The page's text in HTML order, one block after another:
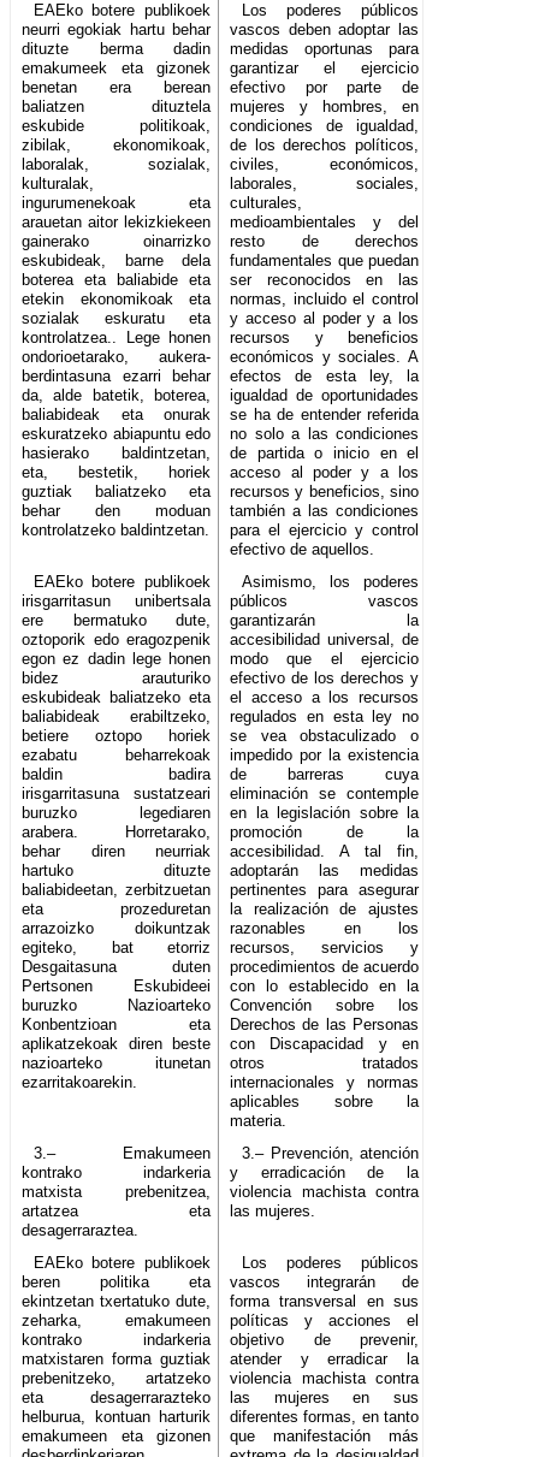
EAEko botere publikoek
neurri egokiak hartu behar
dituzte berma dadin
emakumeek eta gizonek
benetan era berean
baliatzen dituztela
eskubide politikoak,
zibilak, ekonomikoak,
laboralak, sozialak,
kulturalak,
ingurumenekoak eta
arauetan aitor lekizkiekeen
gainerako oinarrizko
eskubideak, barne dela
boterea eta baliabide eta
etekin ekonomikoak eta
sozialak eskuratu eta
kontrolatzea.. Lege honen
ondorioetarako, aukera-
berdintasuna ezarri behar
da, alde batetik, boterea,
baliabideak eta onurak
eskuratzeko abiapuntu edo
hasierako baldintzetan,
eta, bestetik, horiek
guztiak baliatzeko eta
behar den moduan
kontrolatzeko baldintzetan.
Los poderes públicos
vascos deben adoptar las
medidas oportunas para
garantizar el ejercicio
efectivo por parte de
mujeres y hombres, en
condiciones de igualdad,
de los derechos políticos,
civiles, económicos,
laborales, sociales,
culturales,
medioambientales y del
resto de derechos
fundamentales que puedan
ser reconocidos en las
normas, incluido el control
y acceso al poder y a los
recursos y beneficios
económicos y sociales. A
efectos de esta ley, la
igualdad de oportunidades
se ha de entender referida
no solo a las condiciones
de partida o inicio en el
acceso al poder y a los
recursos y beneficios, sino
también a las condiciones
para el ejercicio y control
efectivo de aquellos.
EAEko botere publikoek
irisgarritasun unibertsala
ere bermatuko dute,
oztoporik edo eragozpenik
egon ez dadin lege honen
bidez arauturiko
eskubideak baliatzeko eta
baliabideak erabiltzeko,
betiere oztopo horiek
ezabatu beharrekoak
baldin badira
irisgarritasuna sustatzeari
buruzko legediaren
arabera. Horretarako,
behar diren neurriak
hartuko dituzte
baliabideetan, zerbitzuetan
eta prozeduretan
arrazoizko doikuntzak
egiteko, bat etorriz
Desgaitasuna duten
Pertsonen Eskubideei
buruzko Nazioarteko
Konbentzioan eta
aplikatzekoak diren beste
nazioarteko itunetan
ezarritakoarekin.
Asimismo, los poderes
públicos vascos
garantizarán la
accesibilidad universal, de
modo que el ejercicio
efectivo de los derechos y
el acceso a los recursos
regulados en esta ley no
se vea obstaculizado o
impedido por la existencia
de barreras cuya
eliminación se contemple
en la legislación sobre la
promoción de la
accesibilidad. A tal fin,
adoptarán las medidas
pertinentes para asegurar
la realización de ajustes
razonables en los
recursos, servicios y
procedimientos de acuerdo
con lo establecido en la
Convención sobre los
Derechos de las Personas
con Discapacidad y en
otros tratados
internacionales y normas
aplicables sobre la
materia.
3.– Emakumeen
kontrako indarkeria
matxista prebenitzea,
artatzea eta
desagerraraztea.
3.– Prevención, atención
y erradicación de la
violencia machista contra
las mujeres.
EAEko botere publikoek
beren politika eta
ekintzetan txertatuko dute,
zeharka, emakumeen
kontrako indarkeria
matxistaren forma guztiak
prebenitzeko, artatzeko
eta desagerrarazteko
helburua, kontuan harturik
emakumeen eta gizonen
Los poderes públicos
vascos integrarán de
forma transversal en sus
políticas y acciones el
objetivo de prevenir,
atender y erradicar la
violencia machista contra
las mujeres en sus
diferentes formas, en tanto
que manifestación más